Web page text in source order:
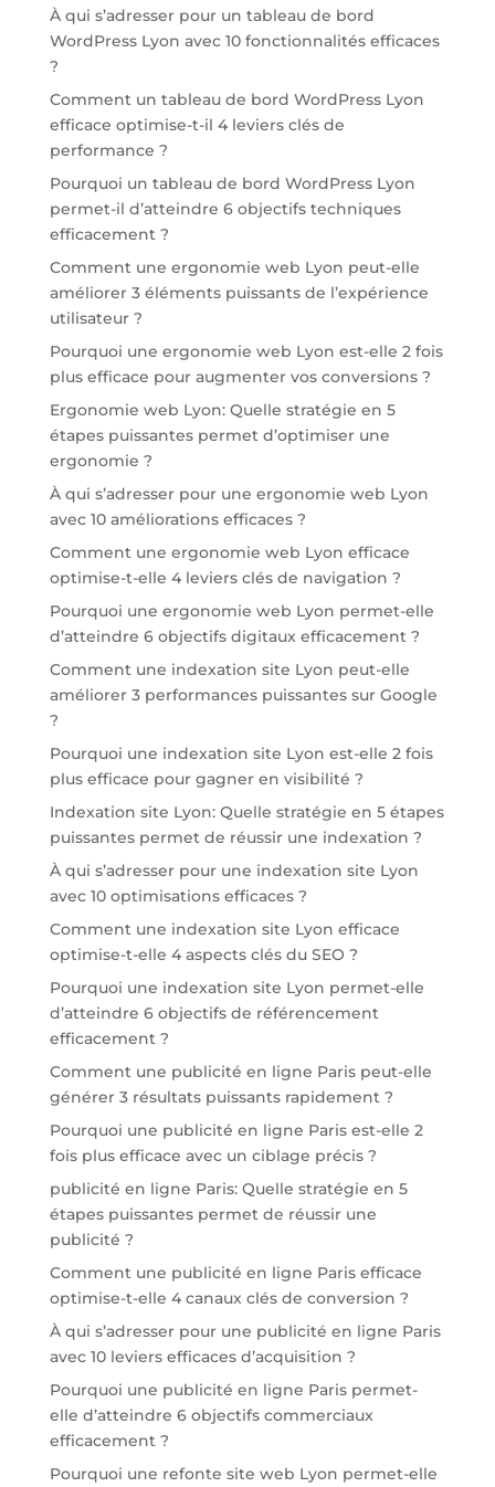
À qui s’adresser pour un tableau de bord
WordPress Lyon avec 10 fonctionnalités efficaces
?
Comment un tableau de bord WordPress Lyon
efficace optimise-t-il 4 leviers clés de
performance ?
Pourquoi un tableau de bord WordPress Lyon
permet-il d’atteindre 6 objectifs techniques
efficacement ?
Comment une ergonomie web Lyon peut-elle
améliorer 3 éléments puissants de l’expérience
utilisateur ?
Pourquoi une ergonomie web Lyon est-elle 2 fois
plus efficace pour augmenter vos conversions ?
Ergonomie web Lyon: Quelle stratégie en 5
étapes puissantes permet d’optimiser une
ergonomie ?
À qui s’adresser pour une ergonomie web Lyon
avec 10 améliorations efficaces ?
Comment une ergonomie web Lyon efficace
optimise-t-elle 4 leviers clés de navigation ?
Pourquoi une ergonomie web Lyon permet-elle
d’atteindre 6 objectifs digitaux efficacement ?
Comment une indexation site Lyon peut-elle
améliorer 3 performances puissantes sur Google
?
Pourquoi une indexation site Lyon est-elle 2 fois
plus efficace pour gagner en visibilité ?
Indexation site Lyon: Quelle stratégie en 5 étapes
puissantes permet de réussir une indexation ?
À qui s’adresser pour une indexation site Lyon
avec 10 optimisations efficaces ?
Comment une indexation site Lyon efficace
optimise-t-elle 4 aspects clés du SEO ?
Pourquoi une indexation site Lyon permet-elle
d’atteindre 6 objectifs de référencement
efficacement ?
Comment une publicité en ligne Paris peut-elle
générer 3 résultats puissants rapidement ?
Pourquoi une publicité en ligne Paris est-elle 2
fois plus efficace avec un ciblage précis ?
publicité en ligne Paris: Quelle stratégie en 5
étapes puissantes permet de réussir une
publicité ?
Comment une publicité en ligne Paris efficace
optimise-t-elle 4 canaux clés de conversion ?
À qui s’adresser pour une publicité en ligne Paris
avec 10 leviers efficaces d’acquisition ?
Pourquoi une publicité en ligne Paris permet-
elle d’atteindre 6 objectifs commerciaux
efficacement ?
Pourquoi une refonte site web Lyon permet-elle